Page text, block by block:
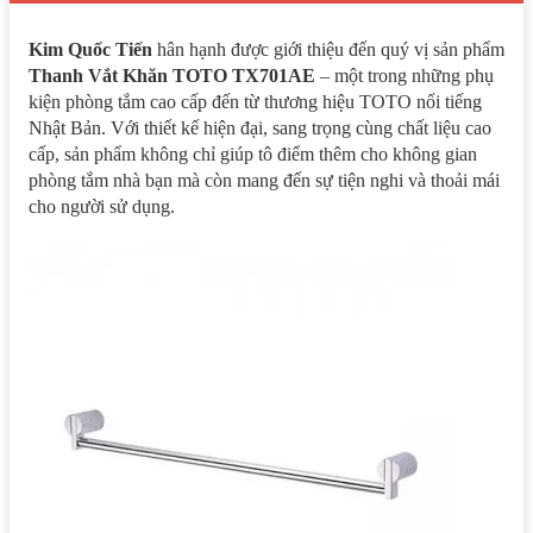
Kim Quốc Tiến hân hạnh được giới thiệu đến quý vị sản phẩm
Thanh Vắt Khăn TOTO TX701AE – một trong những phụ
kiện phòng tắm cao cấp đến từ thương hiệu TOTO nổi tiếng
Nhật Bản. Với thiết kế hiện đại, sang trọng cùng chất liệu cao
cấp, sản phẩm không chỉ giúp tô điểm thêm cho không gian
phòng tắm nhà bạn mà còn mang đến sự tiện nghi và thoải mái
cho người sử dụng.